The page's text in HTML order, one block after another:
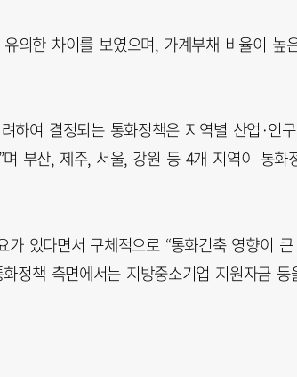
의한 차이를 보였으며, 가계부채 비율이 높
하여 결정되는 통화정책은 지역별 산업·인
부산, 제주, 서울, 강원 등 4개 지역이 통화
있다면서 구체적으로 “통화긴축 영향이 큰
정책 측면에서는 지방중소기업 지원자금 등